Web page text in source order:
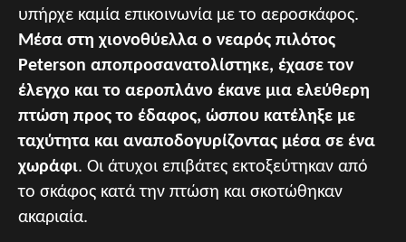
υπήρχε καμία επικοινωνία με το αεροσκάφος.
Μέσα στη χιονοθύελλα ο νεαρός πιλότος
Peterson αποπροσανατολίστηκε, έχασε τον
έλεγχο και το αεροπλάνο έκανε μια ελεύθερη
πτώση προς το έδαφος, ώσπου κατέληξε με
ταχύτητα και αναποδογυρίζοντας μέσα σε ένα
χωράφι. Οι άτυχοι επιβάτες εκτοξεύτηκαν από
το σκάφος κατά την πτώση και σκοτώθηκαν
ακαριαία.